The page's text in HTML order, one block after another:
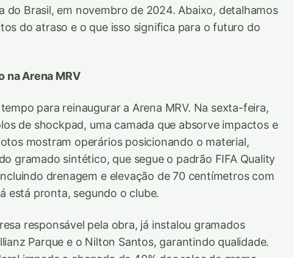
do Brasil, em novembro de 2024. Abaixo, detalhamos
do atraso e o que isso significa para o futuro do
na Arena MRV
para reinaugurar a Arena MRV. Na sexta-feira,
de shockpad, uma camada que absorve impactos e
mostram operários posicionando o material,
gramado sintético, que segue o padrão FIFA Quality
drenagem e elevação de 70 centímetros com
está pronta, segundo o clube.
responsável pela obra, já instalou gramados
Parque e o Nilton Santos, garantindo qualidade.